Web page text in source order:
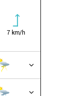
7 km/h